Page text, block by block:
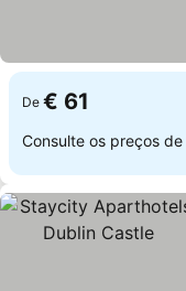
De € 61
Consulte os preços de